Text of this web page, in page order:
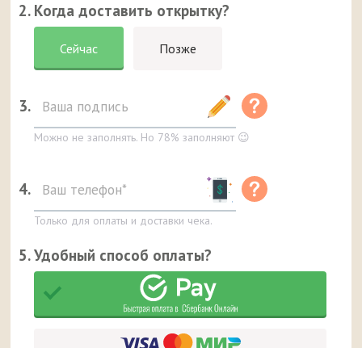
2. Когда доставить открытку?
Сейчас Позже
3.
Можно не заполнять. Но 78% заполняют 😉
4.
Только для оплаты и доставки чека.
5. Удобный способ оплаты?